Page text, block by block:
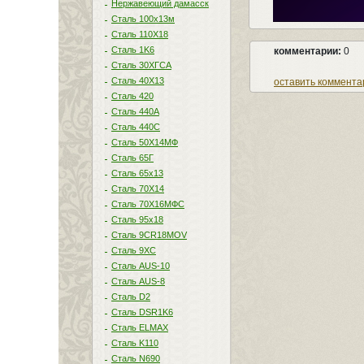
Нержавеющий дамасск
Сталь 100х13м
Сталь 110Х18
Сталь 1K6
Сталь 30ХГСА
Сталь 40Х13
Сталь 420
Сталь 440A
Сталь 440С
Сталь 50Х14МФ
Сталь 65Г
Сталь 65х13
Сталь 70Х14
Сталь 70Х16МФС
Сталь 95х18
Сталь 9CR18MOV
Сталь 9ХС
Сталь AUS-10
Сталь AUS-8
Сталь D2
Сталь DSR1K6
Сталь ELMAX
Сталь K110
Сталь N690
комментарии: 0
оставить